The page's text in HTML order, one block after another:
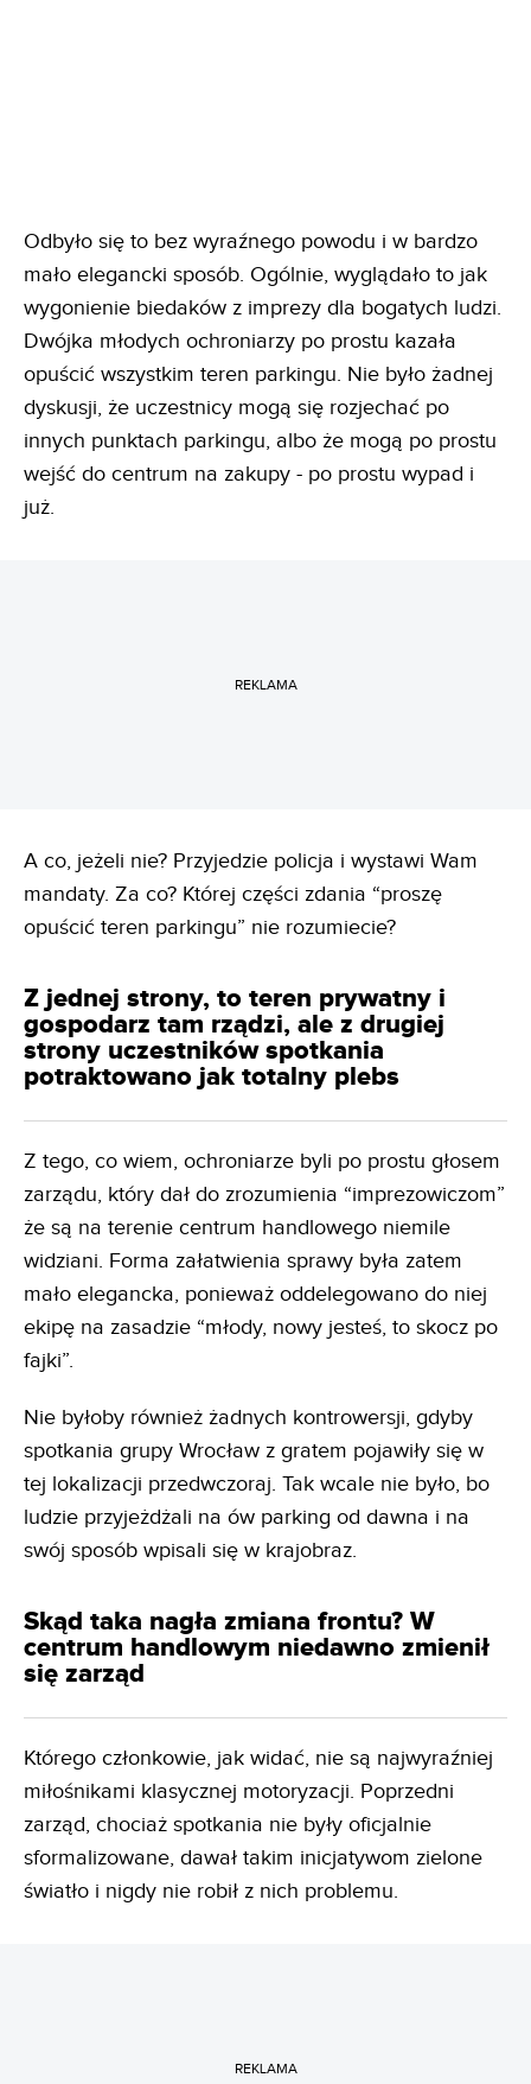
Odbyło się to bez wyraźnego powodu i w bardzo
mało elegancki sposób. Ogólnie, wyglądało to jak
wygonienie biedaków z imprezy dla bogatych ludzi.
Dwójka młodych ochroniarzy po prostu kazała
opuścić wszystkim teren parkingu. Nie było żadnej
dyskusji, że uczestnicy mogą się rozjechać po
innych punktach parkingu, albo że mogą po prostu
wejść do centrum na zakupy - po prostu wypad i
już.
REKLAMA
A co, jeżeli nie? Przyjedzie policja i wystawi Wam
mandaty. Za co? Której części zdania “proszę
opuścić teren parkingu” nie rozumiecie?
Z jednej strony, to teren prywatny i
gospodarz tam rządzi, ale z drugiej
strony uczestników spotkania
potraktowano jak totalny plebs
Z tego, co wiem, ochroniarze byli po prostu głosem
zarządu, który dał do zrozumienia “imprezowiczom”
że są na terenie centrum handlowego niemile
widziani. Forma załatwienia sprawy była zatem
mało elegancka, ponieważ oddelegowano do niej
ekipę na zasadzie “młody, nowy jesteś, to skocz po
fajki”.
Nie byłoby również żadnych kontrowersji, gdyby
spotkania grupy Wrocław z gratem pojawiły się w
tej lokalizacji przedwczoraj. Tak wcale nie było, bo
ludzie przyjeżdżali na ów parking od dawna i na
swój sposób wpisali się w krajobraz.
Skąd taka nagła zmiana frontu? W
centrum handlowym niedawno zmienił
się zarząd
Którego członkowie, jak widać, nie są najwyraźniej
miłośnikami klasycznej motoryzacji. Poprzedni
zarząd, chociaż spotkania nie były oficjalnie
sformalizowane, dawał takim inicjatywom zielone
światło i nigdy nie robił z nich problemu.
REKLAMA